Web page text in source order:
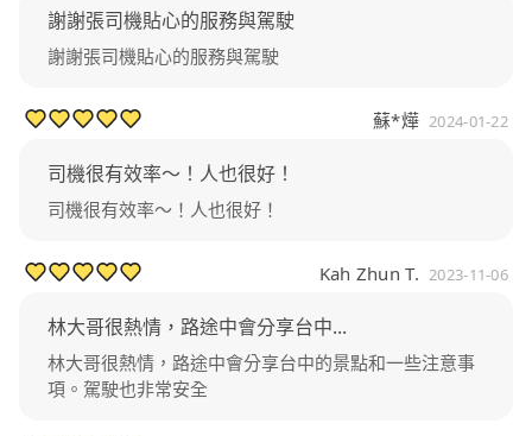
謝謝張司機貼心的服務與駕駛
謝謝張司機貼心的服務與駕駛
蘇*燁 2024-01-22
司機很有效率～！人也很好！
司機很有效率～！人也很好！
Kah Zhun T. 2023-11-06
林大哥很熱情，路途中會分享台中...
林大哥很熱情，路途中會分享台中的景點和一些注意事
項。駕駛也非常安全